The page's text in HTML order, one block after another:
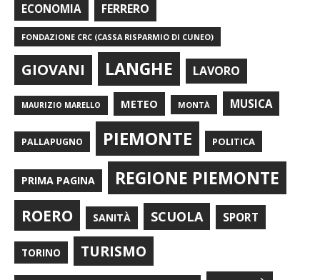
ECONOMIA FERRERO
FONDAZIONE CRC (CASSA RISPARMIO DI CUNEO)
GIOVANI LANGHE LAVORO
MAURIZIO MARELLO METEO MONTÀ MUSICA
PALLAPUGNO PIEMONTE POLITICA
PRIMA PAGINA REGIONE PIEMONTE
ROERO SANITÀ SCUOLA SPORT
TORINO TURISMO